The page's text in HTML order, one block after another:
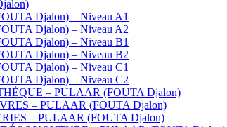
Djalon) – Niveau A1
Djalon) – Niveau A2
Djalon) – Niveau B1
Djalon) – Niveau B2
Djalon) – Niveau C1
Djalon) – Niveau C2
– PULAAR (FOUTA Djalon)
– PULAAR (FOUTA Djalon)
– PULAAR (FOUTA Djalon)